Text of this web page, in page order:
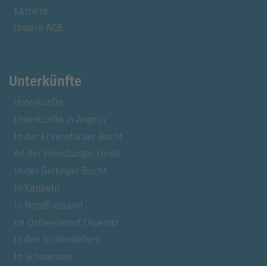
Karriere
Unsere AGB
Unterkünfte
Unterkünfte
Unterkünfte in Angeln
In der Eckernförder Bucht
An der Flensburger Förde
In der Geltinger Bucht
In Kappeln
In Nordfriesland
Im Ostseeresort Olpenitz
In den Schleidörfern
In Schwansen